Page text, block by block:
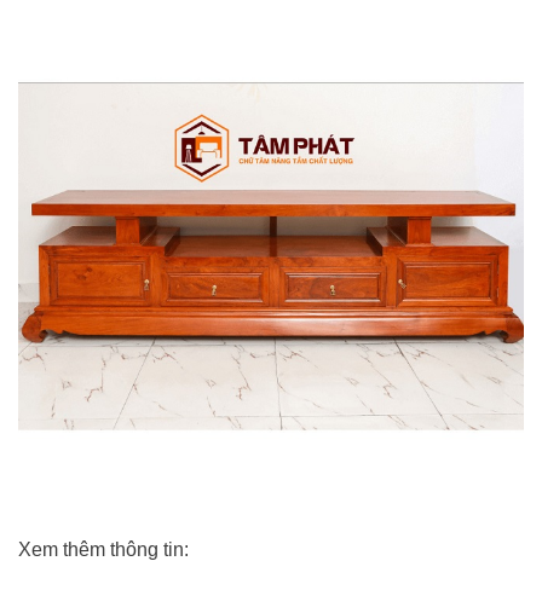
Xem thêm thông tin: